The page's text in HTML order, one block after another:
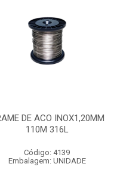
DE ACO INOX1,20MM
110M 316L
Código: 4139
Embalagem: UNIDADE